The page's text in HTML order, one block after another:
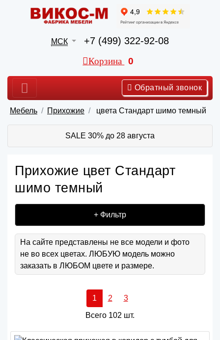
МСК +7 (499) 322-92-08
Корзина 0
Обратный звонок
Мебель Прихожие цвета Стандарт шимо темный
SALE 30% до 28 августа
Прихожие цвет Стандарт
шимо темный
+ Фильтр
На сайте представлены не все модели и фото
не во всех цветах. ЛЮБУЮ модель можно
заказать в ЛЮБОМ цвете и размере.
1 2 3
Всего 102 шт.